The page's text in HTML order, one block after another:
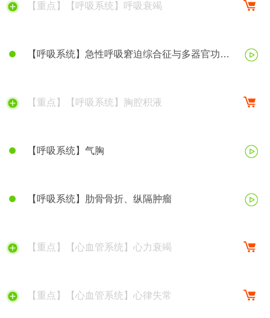
【重点】【呼吸系统】呼吸衰竭
【呼吸系统】急性呼吸窘迫综合征与多器官功能
【重点】【呼吸系统】胸腔积液
【呼吸系统】气胸
【呼吸系统】肋骨骨折、纵隔肿瘤
【重点】【心血管系统】心力衰竭
【重点】【心血管系统】心律失常